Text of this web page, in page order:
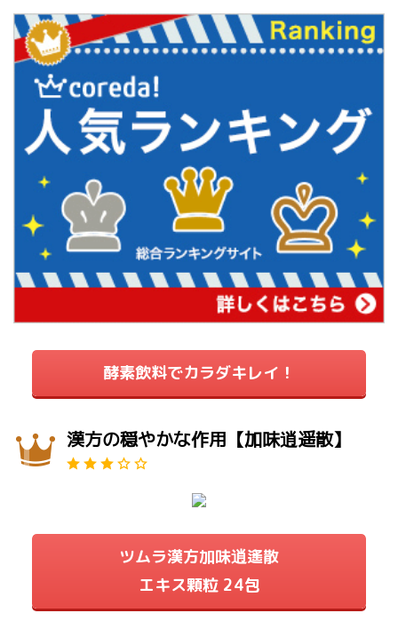
酵素飲料でカラダキレイ！
漢方の穏やかな作用【加味逍遥散】
ツムラ漢方加味逍遙散
エキス顆粒 24包